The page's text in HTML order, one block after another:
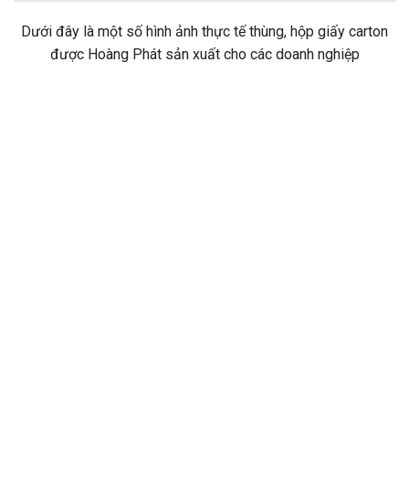
Dưới đây là một số hình ảnh thực tế thùng, hộp giấy carton
được Hoàng Phát sản xuất cho các doanh nghiệp